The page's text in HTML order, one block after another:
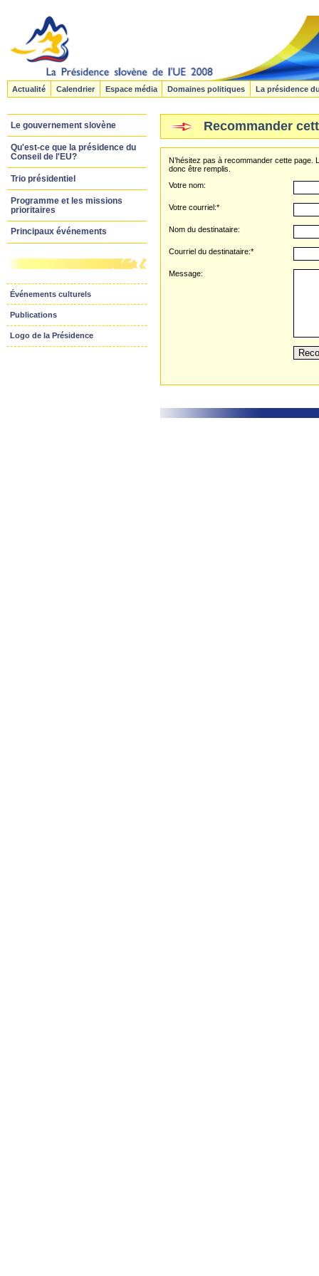
Actualité Calendrier Espace média Domaines politiques La présidence
Le gouvernement slovène
Qu'est-ce que la présidence du
Conseil de l'EU?
Trio présidentiel
Programme et les missions
prioritaires
Principaux événements
Événements culturels
Publications
Logo de la Présidence
Recommander
N’hésitez pas à recommander cette page.
donc être remplis.
Votre nom:
Votre courriel:*
Nom du destinataire:
Courriel du destinataire:*
Message: